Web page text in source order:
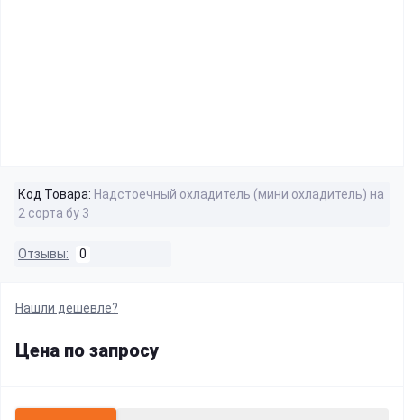
Код Товара: Надстоечный охладитель (мини охладитель) на
2 сорта бу 3
Отзывы: 0
Нашли дешевле?
Цена по запросу